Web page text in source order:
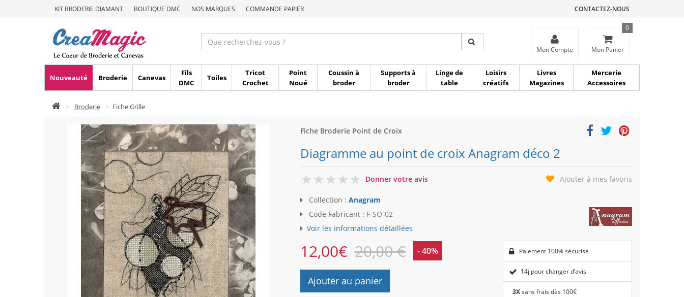
KIT BRODERIE DIAMANT BOUTIQUE DMC NOS MARQUES COMMANDE PAPIER CONTACTEZ-NOUS
Mon Compte Mon Panier
0
Nouveauté Broderie Canevas
Fils
DMC
Toiles
Tricot
Crochet
Point
Noué
Coussin à
broder
Supports à
broder
Linge de
table
Loisirs
créatifs
Livres
Magazines
Mercerie
Accessoires
Broderie Fiche Grille
Fiche Broderie Point de Croix
Diagramme au point de croix Anagram déco 2
0
Donner votre avis Ajouter à mes favoris
Collection : Anagram
Code Fabricant : F-SO-02
Voir les informations détaillées
12,00€ 20,00 € - 40%
Ajouter au panier
Paiement 100% sécurisé
14j pour changer d’avis
3Xsans frais dès 100€